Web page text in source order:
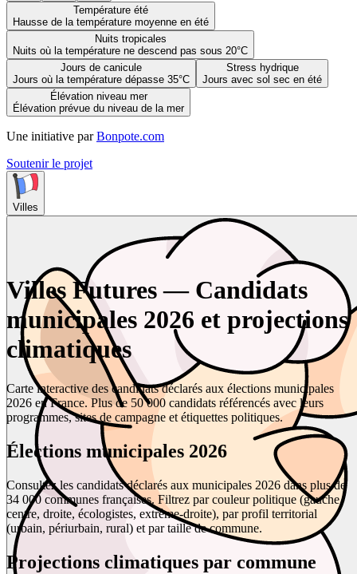
Température été
Hausse de la température moyenne en été
Nuits tropicales
Nuits où la température ne descend pas sous 20°C
Jours de canicule
Jours où la température dépasse 35°C
Stress hydrique
Jours avec sol sec en été
Élévation niveau mer
Élévation prévue du niveau de la mer
Une initiative par Bonpote.com
Soutenir le projet
Villes
Villes Futures — Candidats
municipales 2026 et projections
climatiques
Carte interactive des candidats déclarés aux élections municipales
2026 en France. Plus de 50 000 candidats référencés avec leurs
programmes, sites de campagne et étiquettes politiques.
Élections municipales 2026
Consultez les candidats déclarés aux municipales 2026 dans plus de
34 000 communes françaises. Filtrez par couleur politique (gauche,
centre, droite, écologistes, extrême-droite), par profil territorial
(urbain, périurbain, rural) et par taille de commune.
Projections climatiques par commune